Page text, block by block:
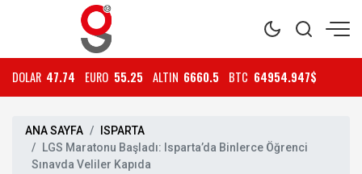
DOLAR 47.74 EURO 55.25 ALTIN 6660.5 BTC 64954.947$
ANA SAYFA
ISPARTA
LGS Maratonu Başladı: Isparta’da Binlerce Öğrenci
Sınavda Veliler Kapıda